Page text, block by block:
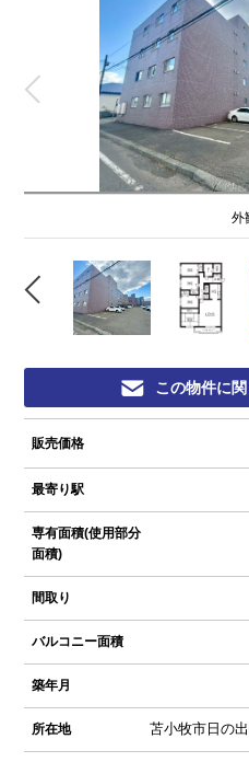
外
この物件に
販売価格
最寄り駅
専有面積(使用部分
面積)
間取り
バルコニー面積
築年月
所在地 苫小牧市日の